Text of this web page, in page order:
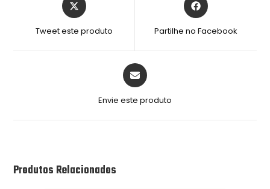
Tweet este produto Partilhe no Facebook
Envie este produto
Produtos Relacionados